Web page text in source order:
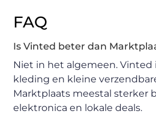
FAQ
Is Vinted beter dan
Niet in het algemeen. Vinted
kleding en kleine
Marktplaats meestal sterker
elektronica en lokale deals.